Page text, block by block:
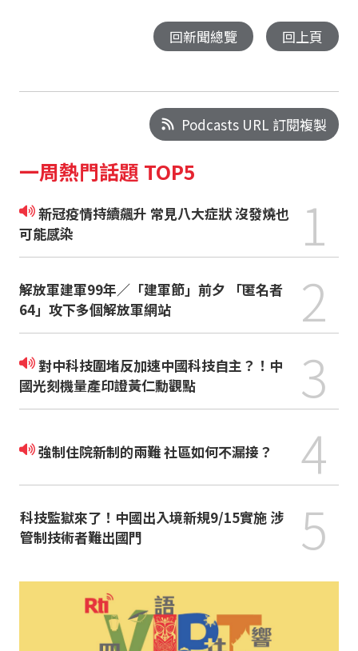
回新聞總覽 回上頁
Podcasts URL 訂閱複製
一周熱門話題 TOP5
新冠疫情持續飆升 常見八大症狀 沒發燒也
可能感染
1
解放軍建軍99年／「建軍節」前夕 「匿名者
64」攻下多個解放軍網站
2
對中科技圍堵反加速中國科技自主？！中
國光刻機量產印證黃仁勳觀點
3
強制住院新制的兩難 社區如何不漏接？ 4
科技監獄來了！中國出入境新規9/15實施 涉
管制技術者難出國門
5